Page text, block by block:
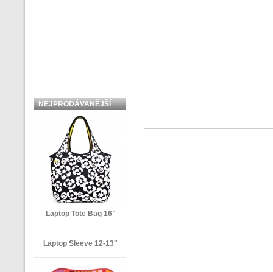
NEJPRODÁVANĚJŠÍ
Laptop Tote Bag 16"
Laptop Sleeve 12-13"